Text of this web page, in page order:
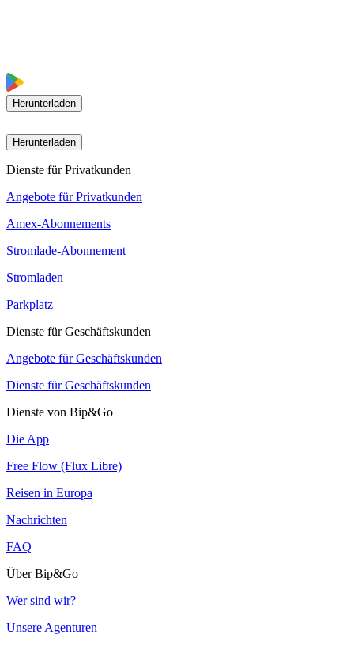
Herunterladen
Herunterladen
Dienste für Privatkunden
Angebote für Privatkunden
Amex-Abonnements
Stromlade-Abonnement
Stromladen
Parkplatz
Dienste für Geschäftskunden
Angebote für Geschäftskunden
Dienste für Geschäftskunden
Dienste von Bip&Go
Die App
Free Flow (Flux Libre)
Reisen in Europa
Nachrichten
FAQ
Über Bip&Go
Wer sind wir?
Unsere Agenturen